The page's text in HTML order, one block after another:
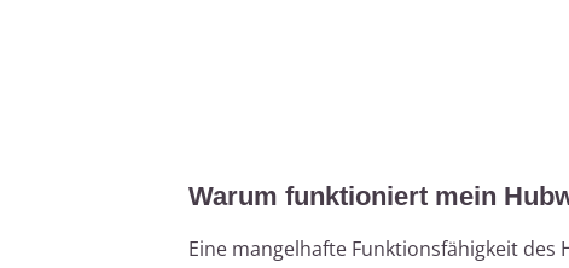
Warum funktioniert mein
Eine mangelhafte Funktionsfähigkeit des